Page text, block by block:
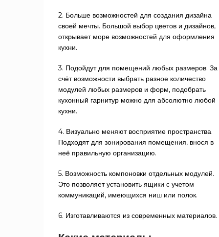
2. Больше возможностей для создания дизайна
своей мечты. Большой выбор цветов и дизайнов,
открывает море возможностей для оформления
кухни.
3. Подойдут для помещений любых размеров. За
счёт возможности выбрать разное количество
модулей любых размеров и форм, подобрать
кухонный гарнитур можно для абсолютно любой
кухни.
4. Визуально меняют восприятие пространства.
Подходят для зонирования помещения, внося в
неё правильную организацию.
5. Возможность компоновки отдельных модулей.
Это позволяет установить ящики с учетом
коммуникаций, имеющихся ниш или полок.
6. Изготавливаются из современных материалов.